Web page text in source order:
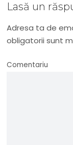
Lasă un
Adresa ta de
obligatorii sunt
Comentariu